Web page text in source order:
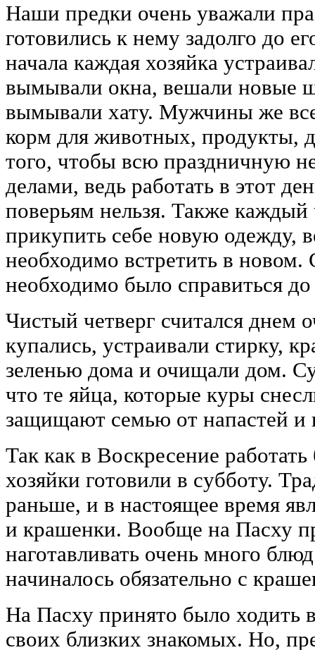
Наши предки очень уважали
готовились к нему задолго до
начала каждая хозяйка
вымывали окна, вешали новые
вымывали хату. Мужчины же
корм для животных, продукты,
того, чтобы всю праздничную
делами, ведь работать в этот
поверьям нельзя. Также каждый
прикупить себе новую одежду,
необходимо встретить в
необходимо было справиться
Чистый четверг считался днем
купались, устраивали стирку,
зеленью дома и очищали дом.
что те яйца, которые куры
защищают семью от напастей и
Так как в Воскресение
хозяйки готовили в субботу.
раньше, и в настоящее время
и крашенки. Вообще на Пасху
наготавливать очень много
начиналось обязательно с
На Пасху принято было ходить
своих близких знакомых. Но,